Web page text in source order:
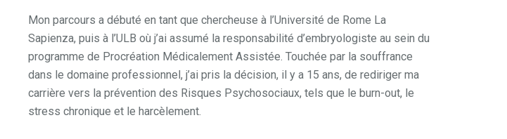
Mon parcours a débuté en tant que chercheuse à l’Université de Rome La
Sapienza, puis à l’ULB où j’ai assumé la responsabilité d’embryologiste au sein du
programme de Procréation Médicalement Assistée. Touchée par la souffrance
dans le domaine professionnel, j’ai pris la décision, il y a 15 ans, de rediriger ma
carrière vers la prévention des Risques Psychosociaux, tels que le burn-out, le
stress chronique et le harcèlement.